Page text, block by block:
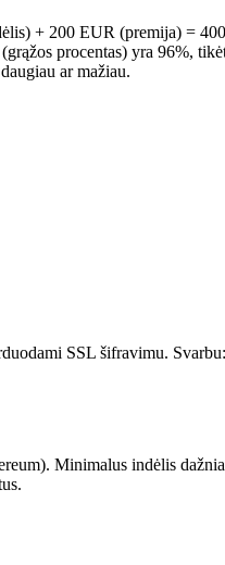
+ 200 EUR (premija) =
procentas) yra 96%,
ar mažiau.
SSL šifravimu.
Minimalus indėlis